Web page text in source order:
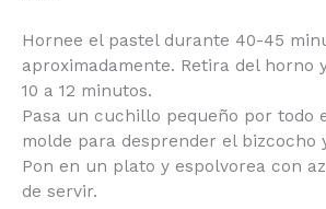
Hornee el pastel durante 40-45
aproximadamente. Retira del horno
de 10 a 12 minutos.
Pasa un cuchillo pequeño por todo
molde para desprender el bizcocho
Pon en un plato y espolvorea con
nombre*